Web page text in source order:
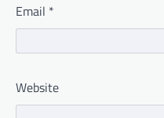
Email *
Website